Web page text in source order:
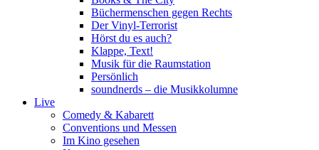
Büchermenschen gegen Rechts
Der Vinyl-Terrorist
Hörst du es auch?
Klappe, Text!
Musik für die Raumstation
Persönlich
soundnerds – die Musikkolumne
Live
Comedy & Kabarett
Conventions und Messen
Im Kino gesehen